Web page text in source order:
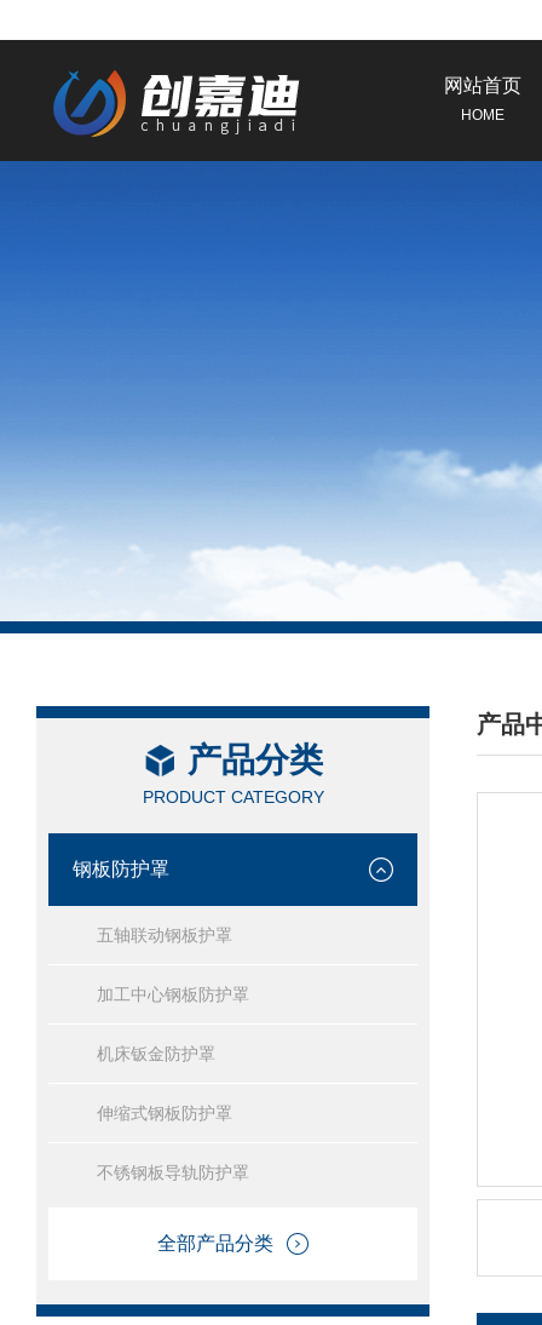
网站首页
HOME
产品分类
PRODUCT CATEGORY
钢板防护罩
五轴联动钢板护罩
加工中心钢板防护罩
机床钣金防护罩
伸缩式钢板防护罩
不锈钢板导轨防护罩
全部产品分类
产品
/